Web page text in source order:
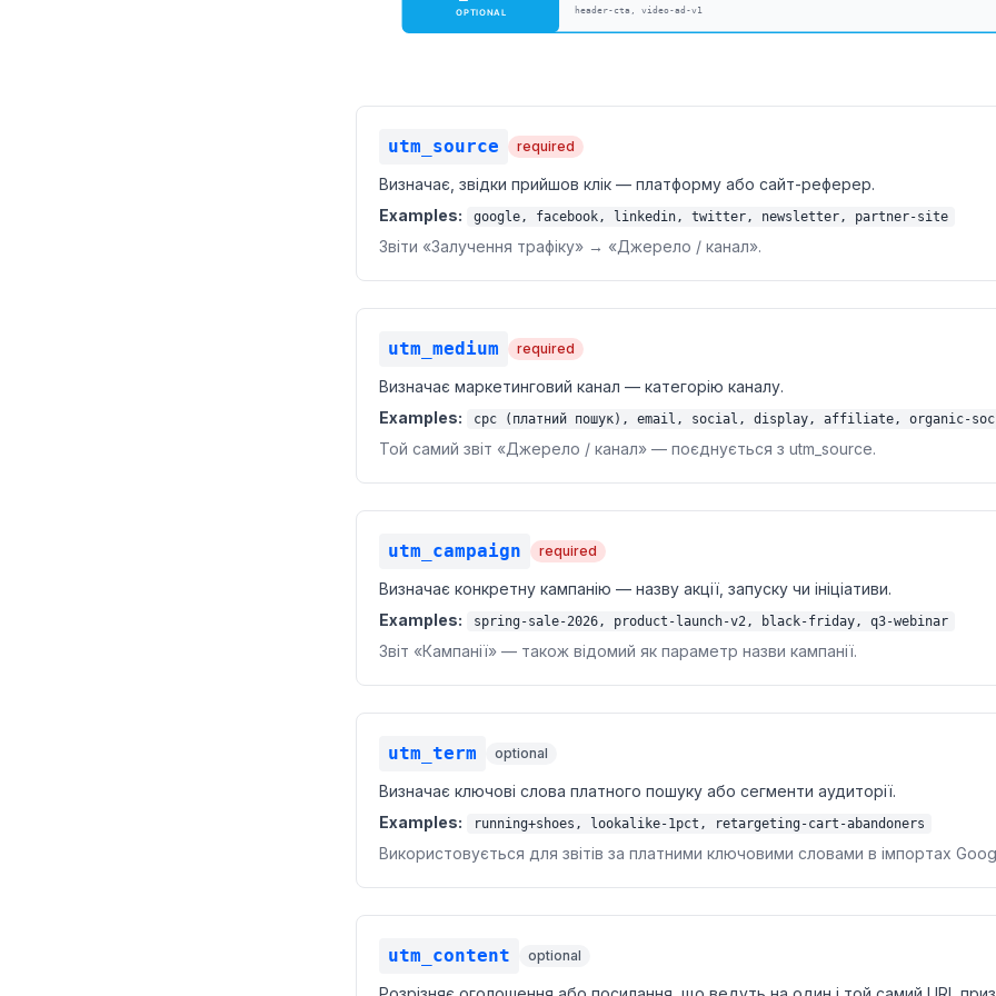
utm_source required
Визначає, звідки прийшов клік — платформу або сайт-реферер.
Examples:
google, facebook, linkedin, twitter, newsletter, partner-site
Звіти «Залучення трафіку» → «Джерело / канал».
utm_medium required
Визначає маркетинговий канал — категорію каналу.
Examples:
cpc (платний пошук), email, social, display, affiliate, organic-
Той самий звіт «Джерело / канал» — поєднується з utm_source.
utm_campaign required
Визначає конкретну кампанію — назву акції, запуску чи ініціативи.
Examples:
spring-sale-2026, product-launch-v2, black-friday, q3-webinar
Звіт «Кампанії» — також відомий як параметр назви кампанії.
utm_term optional
Визначає ключові слова платного пошуку або сегменти аудиторії.
Examples:
running+shoes, lookalike-1pct, retargeting-cart-abandoners
Використовується для звітів за платними ключовими словами в імпортах
utm_content optional